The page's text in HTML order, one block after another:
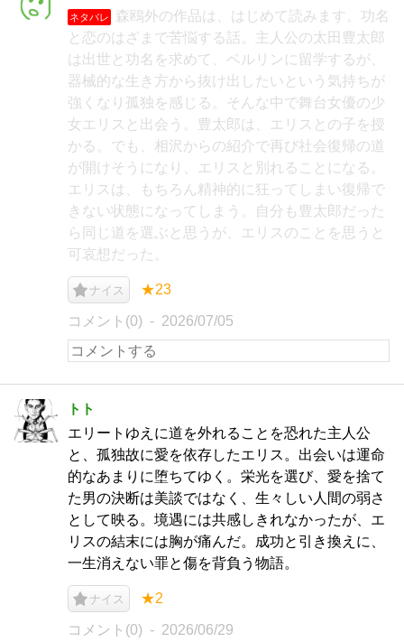
ネタバレ
森鴎外の作品は、はじめて読みます。功名
と恋のはざまで苦悩する話。主人公の太田豊太郎
は出世と功名を求めて、ベルリンに留学するが、
器械的な生き方から抜け出したいという気持ちが
強くなり孤独を感じる。そんな中で舞台女優の少
女エリスと出会う。豊太郎は、エリスとの子を授
かる。でも、相沢からの紹介で再び社会復帰の道
が開けそうになり、エリスと別れることになる。
エリスは、もちろん精神的に狂ってしまい復帰で
きない状態になってしまう。自分も豊太郎だった
ら同じ道を選ぶと思うが、エリスのことを思うと
可哀想だった。
ナイス ★23
コメント(0) 2026/07/05
トト
エリートゆえに道を外れることを恐れた主人公
と、孤独故に愛を依存したエリス。出会いは運命
的なあまりに堕ちてゆく。栄光を選び、愛を捨て
た男の決断は美談ではなく、生々しい人間の弱さ
として映る。境遇には共感しきれなかったが、エ
リスの結末には胸が痛んだ。成功と引き換えに、
一生消えない罪と傷を背負う物語。
ナイス ★2
コメント(0) 2026/06/29